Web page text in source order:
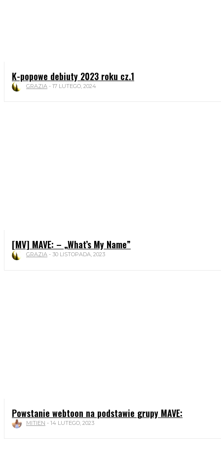
K-popowe debiuty 2023 roku cz.1
GRAZIA - 17 LUTEGO, 2024
[MV] MAVE: – „What’s My Name”
GRAZIA - 30 LISTOPADA, 2023
Powstanie webtoon na podstawie grupy MAVE:
MITIEN - 14 LUTEGO, 2023